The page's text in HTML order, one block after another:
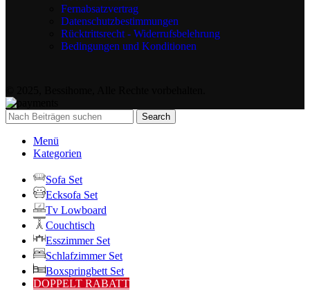
Fernabsatzvertrag
Datenschutzbestimmungen
Rücktrittsrecht - Widerrufsbelehrung
Bedingungen und Konditionen
Search
Menü
Kategorien
Sofa Set
Ecksofa Set
Tv Lowboard
Couchtisch
Esszimmer Set
Schlafzimmer Set
Boxspringbett Set
DOPPELT RABATT